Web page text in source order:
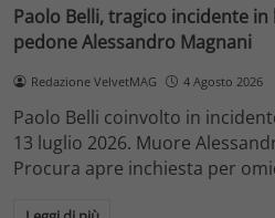
Paolo Belli, tragico incidente
pedone Alessandro Magnani
Redazione VelvetMAG 4 Agosto 2026
Paolo Belli coinvolto in
13 luglio 2026. Muore
Procura apre inchiesta per